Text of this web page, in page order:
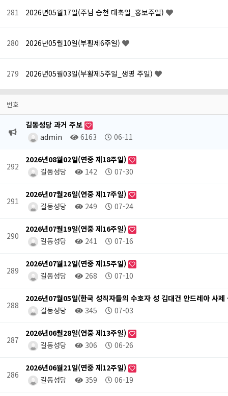
281 2026년05월17일(주님 승천 대축일_홍보주일)
280 2026년05월10일(부활제6주일)
279 2026년05월03일(부활제5주일_생명 주일)
번호
길동성당 과거 주보
admin
6163 06-11
292
2026년08월02일(연중 제18주일)
길동성당
142 07-30
291
2026년07월26일(연중 제17주일)
길동성당
249 07-24
290
2026년07월19일(연중 제16주일)
길동성당
241 07-16
289
2026년07월12일(연중 제15주일)
길동성당
268 07-10
288
2026년07월05일(한국 성직자들의 수호자 성 김대건 안드레아 사
길동성당
345 07-03
287
2026년06월28일(연중 제13주일)
길동성당
306 06-26
286
2026년06월21일(연중 제12주일)
길동성당
359 06-19